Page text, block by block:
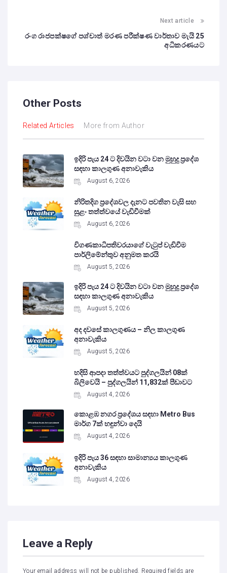
Next article
රංග රාජපක්ෂගේ පශ්චාත් මරණ පරීක්ෂණ වාර්තාව මැයි 25
අධිකරණයට
Other Posts
Related Articles More from Author
ඉදිරි පැය 24 ට දිවයින වටා වන මුහුදු ප්‍රදේශ
සඳහා කාලගුණ අනාවැකිය
August 6, 2026
නිරිතදිග ප්‍රදේශවල දැනට පවතින වැසි සහ
සුළං තත්ත්වයේ වැඩිවීමක්
August 6, 2026
විගණකාධිපතිවරයාගේ වැටුප් වැඩිවීම
පාර්ලිමේන්තුව අනුමත කරයි
August 5, 2026
ඉදිරි පැය 24 ට දිවයින වටා වන මුහුදු ප්‍රදේශ
සඳහා කාලගුණ අනාවැකිය
August 5, 2026
අද දවසේ කාලගුණය – නිල කාලගුණ
අනාවැකිය
August 5, 2026
හදිසි ආපදා තත්ත්වයට පුද්ගලයින් 08ක්
බිලිවෙයි – පුද්ගලයින් 11,832ක් පීඩාවට
August 4, 2026
කොළඹ නගර ප්‍රදේශය සඳහා Metro Bus
මාර්ග 7ක් හඳුන්වා දෙයි
August 4, 2026
ඉදිරි පැය 36 සඳහා සාමාන්‍යය කාලගුණ
අනාවැකිය
August 4, 2026
Leave a Reply
Your email address will not be published. Required fields are